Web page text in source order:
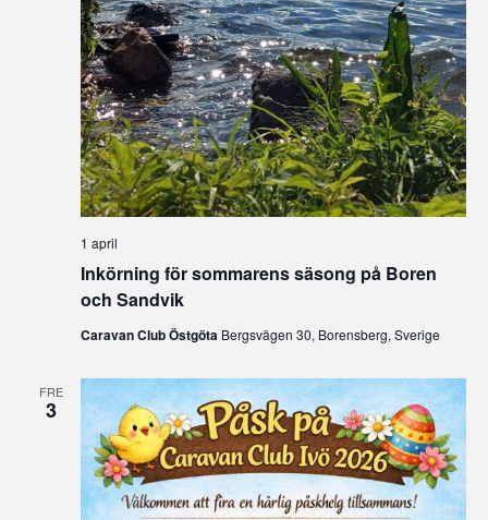
Inkörning för sommarens säsong på Boren
och Sandvik
1 april
Caravan Club Östgöta Bergsvägen 30, Borensberg, Sverige
FRE
3